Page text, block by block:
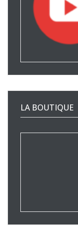
LA BOUTIQUE